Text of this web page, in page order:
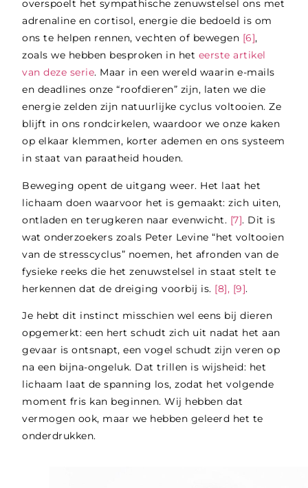
overspoelt het sympathische zenuwstelsel ons met
adrenaline en cortisol, energie die bedoeld is om
ons te helpen rennen, vechten of bewegen [6],
zoals we hebben besproken in het eerste artikel
van deze serie. Maar in een wereld waarin e-mails
en deadlines onze “roofdieren” zijn, laten we die
energie zelden zijn natuurlijke cyclus voltooien. Ze
blijft in ons rondcirkelen, waardoor we onze kaken
op elkaar klemmen, korter ademen en ons systeem
in staat van paraatheid houden.
Beweging opent de uitgang weer. Het laat het
lichaam doen waarvoor het is gemaakt: zich uiten,
ontladen en terugkeren naar evenwicht. [7]. Dit is
wat onderzoekers zoals Peter Levine “het voltooien
van de stresscyclus” noemen, het afronden van de
fysieke reeks die het zenuwstelsel in staat stelt te
herkennen dat de dreiging voorbij is. [8], [9].
Je hebt dit instinct misschien wel eens bij dieren
opgemerkt: een hert schudt zich uit nadat het aan
gevaar is ontsnapt, een vogel schudt zijn veren op
na een bijna-ongeluk. Dat trillen is wijsheid: het
lichaam laat de spanning los, zodat het volgende
moment fris kan beginnen. Wij hebben dat
vermogen ook, maar we hebben geleerd het te
onderdrukken.